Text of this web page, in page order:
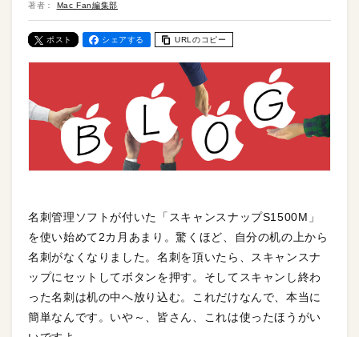
著者： Mac Fan編集部
ポスト シェアする URLのコピー
名刺管理ソフトが付いた「スキャンスナップS1500M」
を使い始めて2カ月あまり。驚くほど、自分の机の上から
名刺がなくなりました。名刺を頂いたら、スキャンスナ
ップにセットしてボタンを押す。そしてスキャンし終わ
った名刺は机の中へ放り込む。これだけなんで、本当に
簡単なんです。いや～、皆さん、これは使ったほうがい